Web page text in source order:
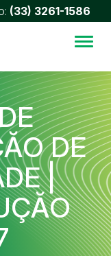
(33) 3261-1586
DE
|